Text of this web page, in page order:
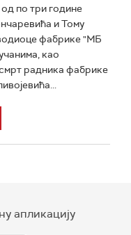
по три године
и Тому
фабрике "МБ
као
радника фабрике
апликацију